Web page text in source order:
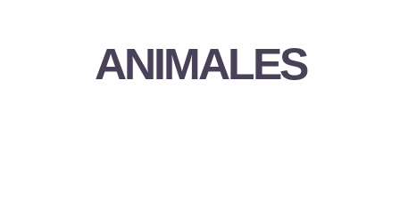
ANIMALES